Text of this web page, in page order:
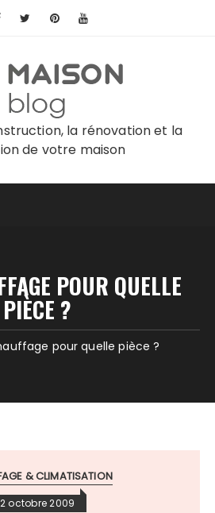
la rénovation et la
de votre maison
POUR QUELLE
PIÈCE ?
pour quelle pièce ?
& CLIMATISATION
2 octobre 2009